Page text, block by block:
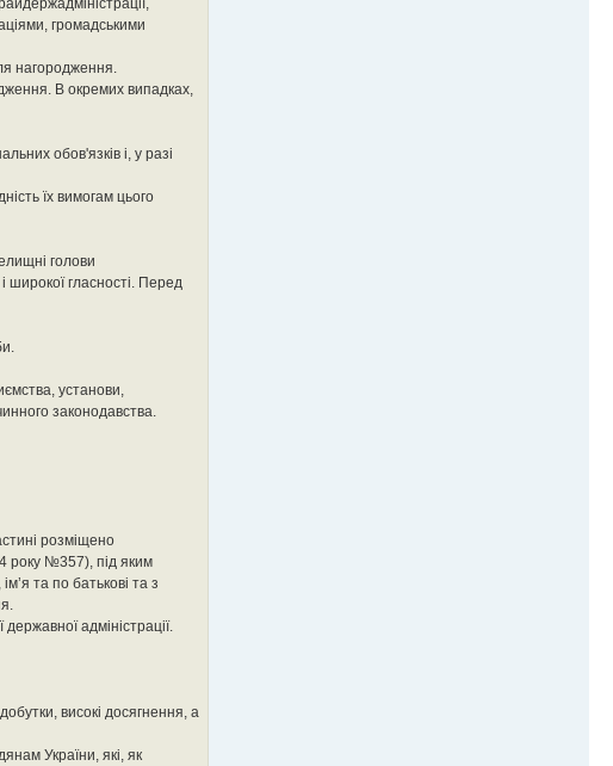
громадськими
нагородження.
В окремих випадках,
обов'язків і, у разі
їх вимогам цього
голови
широкої гласності. Перед
установи,
законодавства.
розміщено
року №357), під яким
та по батькові та з
адміністрації.
високі досягнення, а
України, які, як